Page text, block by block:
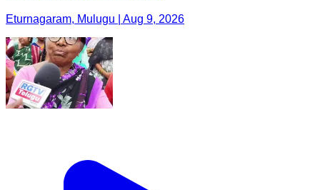
Eturnagaram, Mulugu | Aug 9, 2026